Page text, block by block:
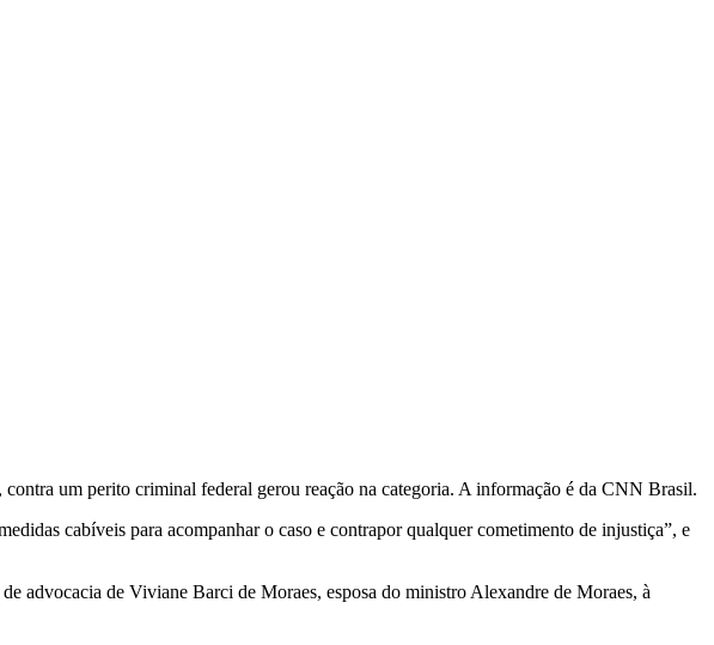
um perito criminal federal gerou reação na categoria. A informação é da CNN Brasil.
cabíveis para acompanhar o caso e contrapor qualquer cometimento de injustiça”, e
advocacia de Viviane Barci de Moraes, esposa do ministro Alexandre de Moraes, à